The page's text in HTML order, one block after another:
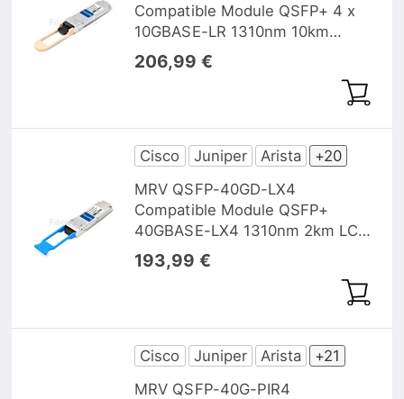
Compatible Module QSFP+ 4 x
10GBASE-LR 1310nm 10km
MTP/MPO DOM
206,99 €
Cisco Juniper Arista
+20
MRV QSFP-40GD-LX4
Compatible Module QSFP+
40GBASE-LX4 1310nm 2km LC
DOM pour SMF & MMF
193,99 €
Cisco Juniper Arista
+21
MRV QSFP-40G-PIR4